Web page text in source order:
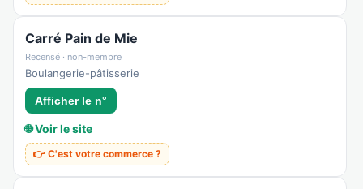
Carré Pain de Mie
Recensé · non-membre
Boulangerie-pâtisserie
Afficher le n°
🌐 Voir le site
👉 C'est votre commerce ?